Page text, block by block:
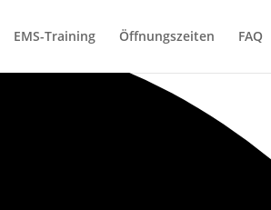
EMS-Training Öffnungszeiten FAQ